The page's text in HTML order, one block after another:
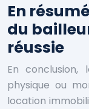
En
du
réussie
En conclusion,
physique ou
location